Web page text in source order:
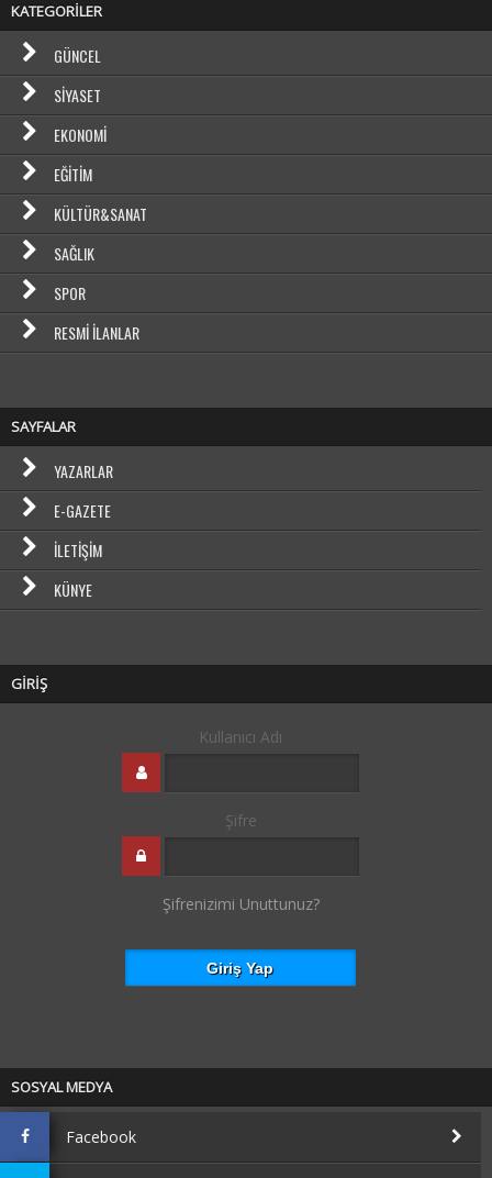
KATEGORİLER
GÜNCEL
SIYASET
EKONOMI
EĞITIM
KÜLTÜR&SANAT
SAĞLIK
SPOR
RESMI İLANLAR
SAYFALAR
YAZARLAR
E-GAZETE
İLETIŞIM
KÜNYE
GİRİŞ
Kullanıcı Adı
Şifre
Şifrenizimi Unuttunuz?
SOSYAL MEDYA
Facebook